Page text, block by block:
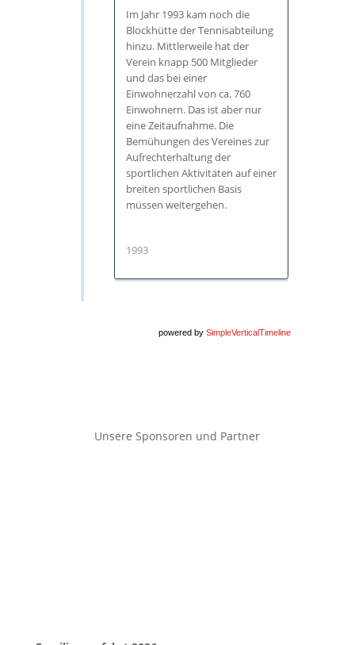
Im Jahr 1993 kam noch die
Blockhütte der Tennisabteilung
hinzu. Mittlerweile hat der
Verein knapp 500 Mitglieder
und das bei einer
Einwohnerzahl von ca. 760
Einwohnern. Das ist aber nur
eine Zeitaufnahme. Die
Bemühungen des Vereines zur
Aufrechterhaltung der
sportlichen Aktivitäten auf einer
breiten sportlichen Basis
müssen weitergehen.
1993
powered bySimpleVerticalTimeline
Unsere Sponsoren und Partner